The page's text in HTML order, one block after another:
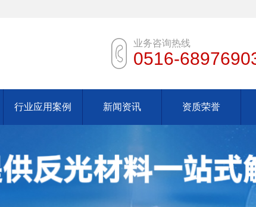
业务咨询热线
0516-
行业应用案例 新闻资讯 资质荣誉